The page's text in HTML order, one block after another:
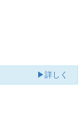
▶詳しく